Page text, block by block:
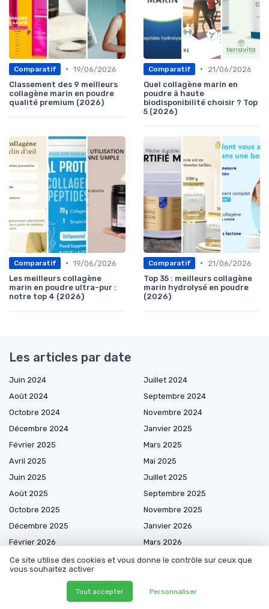
Comparatif • 19/06/2026
Classement des 9 meilleurs
collagène marin en poudre
qualité premium (2026)
Comparatif •
21/06/2026
Quel collagène marin en
poudre à haute
biodisponibilité choisir ? Top
5 (2026)
Comparatif • 19/06/2026
Les meilleurs collagène
marin en poudre ultra-pur :
notre top 4 (2026)
Comparatif •
21/06/2026
Top 35 : meilleurs collagène
marin hydrolysé en poudre
(2026)
Les articles par date
Juin 2024
Juillet 2024
Août 2024
Septembre 2024
Octobre 2024
Novembre 2024
Décembre 2024
Janvier 2025
Février 2025
Mars 2025
Avril 2025
Mai 2025
Juin 2025
Juillet 2025
Août 2025
Septembre 2025
Octobre 2025
Novembre 2025
Décembre 2025
Janvier 2026
Février 2026
Mars 2026
Avril 2026
Mai 2026
Juin 2026
Ce site utilise des cookies et vous donne le contrôle sur ceux que
vous souhaitez activer
Tout accepter Personnaliser